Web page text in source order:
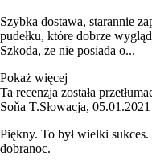
Szybka dostawa, starannie
pudełku, które dobrze
Szkoda, że nie posiada o...
Pokaż więcej
Ta recenzja została
Soňa T.Słowacja, 05.01.2021
Piękny. To był wielki
dobranoc.